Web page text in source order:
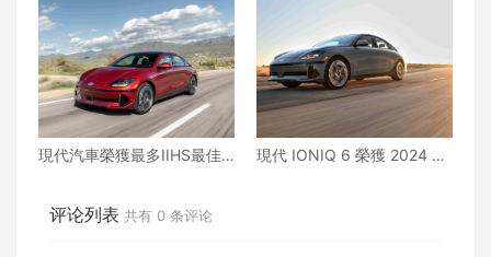
現代汽車榮獲最多IIHS最佳
現代 IONIQ 6 榮獲 2024 年
评论列表 共有 0 条评论